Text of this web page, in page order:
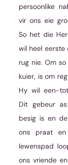
persoonlike
vir ons eie
So het die
wil heel eerste
rug nie. Om
kuier, is om
Hy wil een-
Dit gebeur
besig is en
ons praat
lewenspad
ons vriende